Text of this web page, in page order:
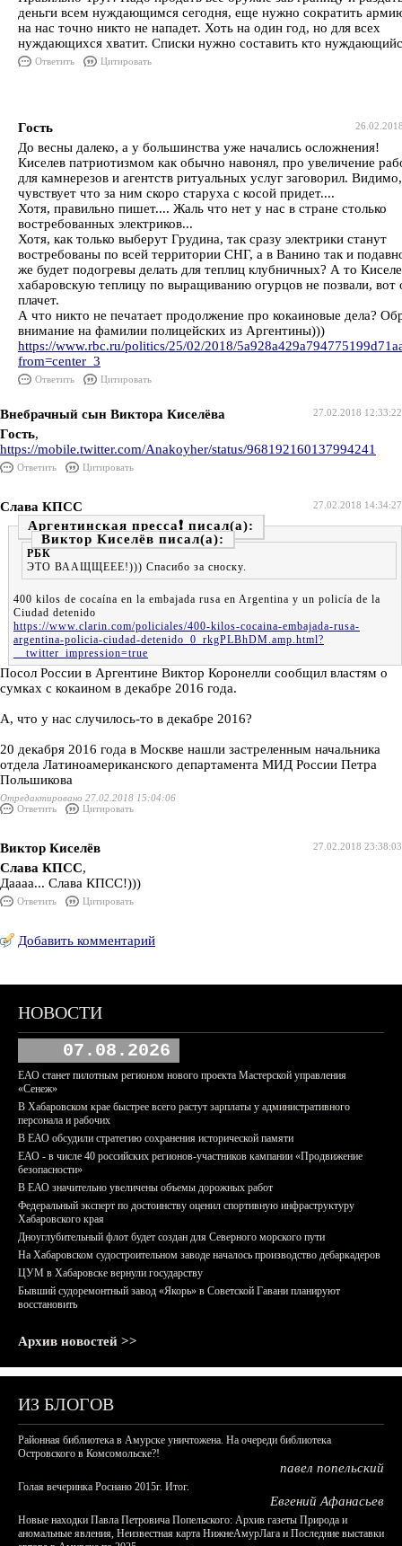
деньги всем нуждающимся сегодня, еще нужно сократить
на нас точно никто не нападет. Хоть на один год, но для всех
нуждающихся хватит. Списки нужно составить кто
Ответить Цитировать
Гость
До весны далеко, а у большинства уже начались осложнения!
Киселев патриотизмом как обычно навонял, про увеличение
для камнерезов и агентств ритуальных услуг заговорил. Видимо,
чувствует что за ним скоро старуха с косой придет....
Хотя, правильно пишет.... Жаль что нет у нас в стране столько
востребованных электриков...
Хотя, как только выберут Грудина, так сразу электрики станут
востребованы по всей территории СНГ, а в Ванино так и
же будет подогревы делать для теплиц клубничных? А то
хабаровскую теплицу по выращиванию огурцов не позвали, вот
плачет.
А что никто не печатает продолжение про кокаиновые дела?
внимание на фамилии полицейских из Аргентины)))
https://www.rbc.ru/politics/25/02/2018/
from=center_3
Ответить Цитировать
27.02.2018 12:33:22
Внебрачный сын Виктора Киселёва
Гость,
https://mobile.twitter.com/Anakoyher/status/968192160137994241
Ответить Цитировать
27.02.2018 14:34:27
Слава КПСС
Аргентинская пресса❗️
Виктор Киселёв
РБК
ЭТО ВААЩЩЕЕЕ!))) Спасибо за сноску.
400 kilos de cocaína en la embajada rusa en Argentina y un policía de la
Ciudad detenido
https://www.clarin.com/policiales/400-kilos-cocaina-embajada-rusa-
argentina-policia-ciudad-detenido_0_rkgPLBhDM.amp.html?
__twitter_impression=true
Посол России в Аргентине Виктор Коронелли сообщил властям о
сумках с кокаином в декабре 2016 года.
А, что у нас случилось-то в декабре 2016?
20 декабря 2016 года в Москве нашли застреленным начальника
отдела Латиноамериканского департамента МИД России Петра
Польшикова
Отредактировано 27.02.2018 15:04:06
Ответить
Цитировать
27.02.2018 23:38:03
Виктор Киселёв
Слава КПСС,
Даааа... Слава КПСС!)))
Ответить Цитировать
Добавить комментарий
НОВОСТИ
07.08.2026
ЕАО станет пилотным регионом нового проекта Мастерской управления
«Сенеж»
В Хабаровском крае быстрее всего растут зарплаты у административного
персонала и рабочих
В ЕАО обсудили стратегию сохранения исторической памяти
ЕАО - в числе 40 российских регионов-участников кампании «Продвижение
безопасности»
В ЕАО значительно увеличены объемы дорожных работ
Федеральный эксперт по достоинству оценил спортивную инфраструктуру
Хабаровского края
Дноуглубительный флот будет создан для Северного морского пути
На Хабаровском судостроительном заводе началось производство дебаркадеров
ЦУМ в Хабаровске вернули государству
Бывший судоремонтный завод «Якорь» в Советской Гавани планируют
восстановить
Архив новостей >>
ИЗ БЛОГОВ
Районная библиотека в Амурске уничтожена. На очереди библиотека
Островского в Комсомольске?!
павел попельский
Голая вечеринка Роснано 2015г. Итог.
Евгений Афанасьев
Новые находки Павла Петровича Попельского: Архив газеты Природа и
аномальные явления, Неизвестная карта НижнеАмурЛага и Последние выставки